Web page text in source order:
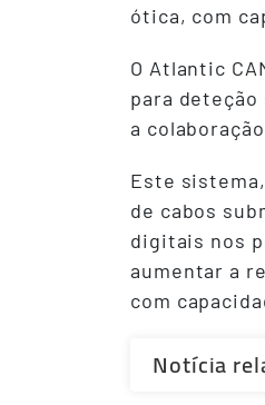
ótica, com
O Atlantic
para
a
Este
de cabos
digitais nos
aumentar a
com
Notícia